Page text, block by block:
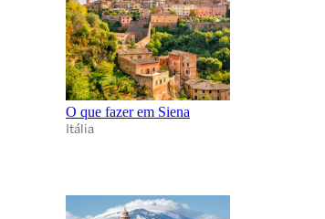
O que fazer em Siena
Itália